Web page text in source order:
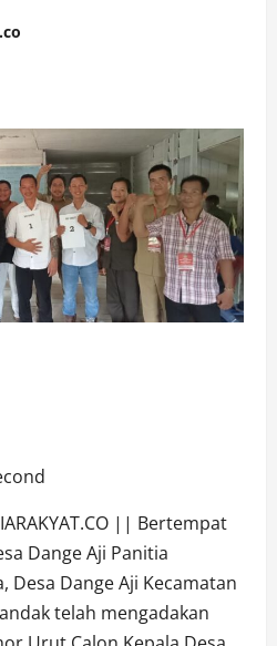
|| Bertempat
Dange Aji Panitia
Desa Dange Aji Kecamatan
telah mengadakan